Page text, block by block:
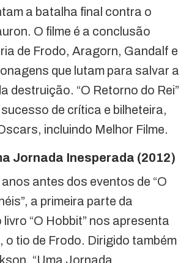
a batalha final contra o
O filme é a conclusão
de Frodo, Aragorn, Gandalf e
que lutam para salvar a
destruição. “O Retorno do Rei”
de crítica e bilheteira,
incluindo Melhor Filme.
Jornada Inesperada (2012)
antes dos eventos de “O
a primeira parte da
“O Hobbit” nos apresenta
o tio de Frodo. Dirigido também
“Uma Jornada